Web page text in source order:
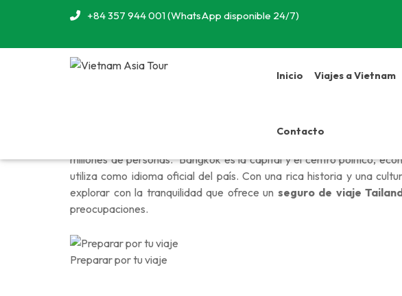
+84 357 944 001 (WhatsApp disponible 24/7)
Inicio Viajes a Vietnam
Contacto
millones de personas. Bangkok es la capital y el centro político,
utiliza como idioma oficial del país. Con una rica historia y una
explorar con la tranquilidad que ofrece un seguro de viaje
preocupaciones.
Preparar por tu viaje